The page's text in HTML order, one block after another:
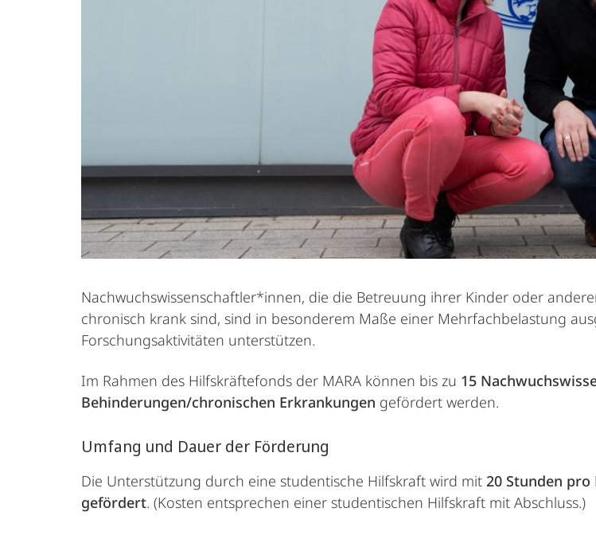
Nachwuchswissenschaftler*innen, die die Betreuung ihrer Kinder oder
chronisch krank sind, sind in besonderem Maße einer Mehrfachbelastung
Forschungsaktivitäten unterstützen.
Im Rahmen des Hilfskräftefonds der MARA können bis zu 15
Behinderungen/chronischen Erkrankungen gefördert werden.
Umfang und Dauer der Förderung
Die Unterstützung durch eine studentische Hilfskraft wird mit 20 Stunden pro
gefördert. (Kosten entsprechen einer studentischen Hilfskraft mit Abschluss.)